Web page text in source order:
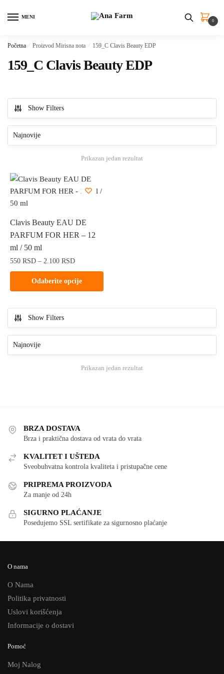
MENI
0
Početna / Proizvod Mirisna nota / 159_C Clavis Beauty EDP
159_C Clavis Beauty EDP
Show Filters
Prikazan jedan rezultat
Clavis Beauty EAU DE
PARFUM FOR HER – 12
ml / 50 ml
550 RSD – 2.100 RSDRaspon
cena:
od
550 RSD
Odaberite opcije
proizvod
više
varijanti.
mogu
Show Filters
Prikazan jedan rezultat
BRZA DOSTAVA
Brza i praktična dostava od vrata do vrata
KVALITET I UŠTEDA
Sveobuhvatna kontrola kvaliteta i pristupačne cene
PRIPREMA PROIZVODA
Za manje od 24h
SIGURNO PLAĆANJE
Posedujemo SSL sertifikate za sigurnosno plaćanje
O nama
O Nama
Politika privatnosti
Uslovi korišćenja
Informacije o dostavi
Pomoć
Moj Nalog